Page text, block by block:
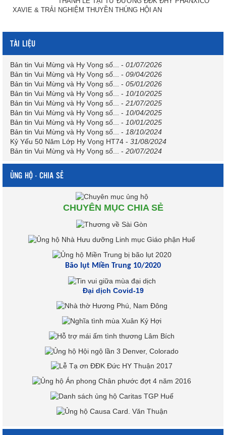
XAVIE & TRẢI NGHIỆM THUYỀN THÚNG HỘI AN
TÀI LIỆU
Bản tin Vui Mừng và Hy Vọng số... - 01/07/2026
Bản tin Vui Mừng và Hy Vọng số...
- 09/04/2026
Bản tin Vui Mừng và Hy Vọng số...
- 05/01/2026
Bản tin Vui Mừng và Hy Vọng số...
- 10/10/2025
Bản tin Vui Mừng và Hy Vọng số...
- 21/07/2025
Bản tin Vui Mừng và Hy Vọng số...
- 10/04/2025
Bản tin Vui Mừng và Hy Vọng số...
- 10/01/2025
Bản tin Vui Mừng và Hy Vọng số...
- 18/10/2024
Kỷ Yếu 50 Năm Lớp Hy Vọng HT74 - 31/08/2024
Bản tin Vui Mừng và Hy Vọng số...
- 20/07/2024
ỦNG HỘ - CHIA SẺ
CHUYÊN MỤC CHIA SẺ
Bão lụt Miền Trung 10/2020
Đại dịch Covid-19